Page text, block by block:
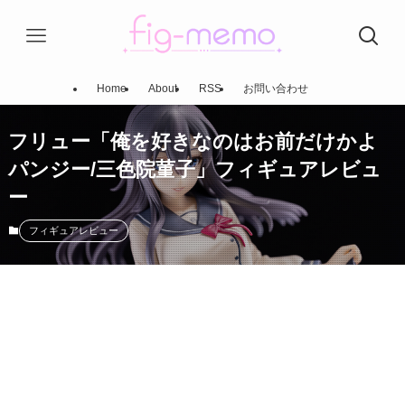
Home About RSS お問い合わせ
フリュー「俺を好きなのはお前だけかよ
パンジー/三色院菫子」フィギュアレビュ
ー
フィギュアレビュー